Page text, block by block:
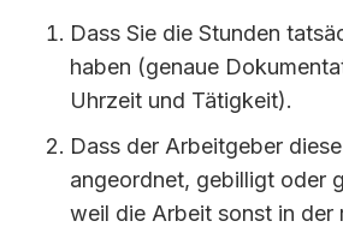
Dass Sie die Stunden
haben (genaue
Uhrzeit und Tätigkeit).
Dass der Arbeitgeber
angeordnet, gebilligt oder
weil die Arbeit sonst in der